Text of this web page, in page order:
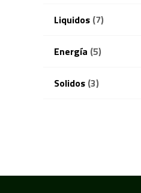
Liquidos (7)
Energía (5)
Solidos (3)